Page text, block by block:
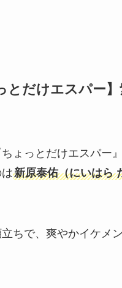
とだけエスパー
ちょっとだけエスパー
新原泰佑（にいはら
ちで、爽やかイケメ